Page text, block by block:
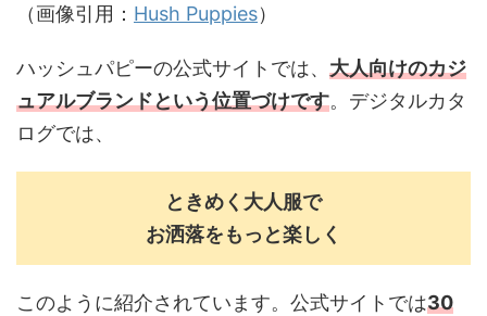
（画像引用： Hush Puppies）
ハッシュパピーの公式サイトでは、 大人向けのカジ
ュアルブランドという位置づけです。デジタルカタ
ログでは、
ときめく大人服で
お洒落をもっと楽しく
このように紹介されています。公式サイトでは30